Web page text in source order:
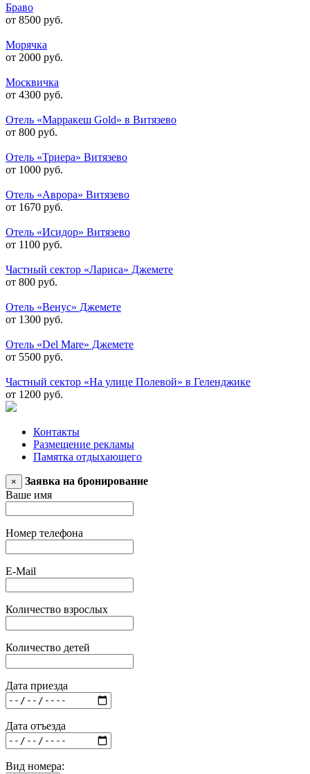
Браво
от 8500 руб.
Морячка
от 2000 руб.
Москвичка
от 4300 руб.
Отель «Марракеш Gold» в Витязево
от 800 руб.
Отель «Триера» Витязево
от 1000 руб.
Отель «Аврора» Витязево
от 1670 руб.
Отель «Исидор» Витязево
от 1100 руб.
Частный сектор «Лариса» Джемете
от 800 руб.
Отель «Венус» Джемете
от 1300 руб.
Отель «Del Mare» Джемете
от 5500 руб.
Частный сектор «На улице Полевой» в Геленджике
от 1200 руб.
Контакты
Размещение рекламы
Памятка отдыхающего
×
Заявка на бронирование
Ваше имя
Номер телефона
E-Mail
Количество взрослых
Количество детей
Дата приезда
Дата отъезда
Вид номера: